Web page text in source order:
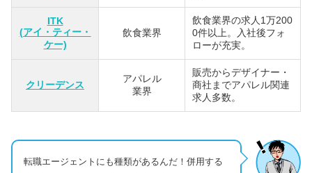
ITK
(アイ・ティー・
ケー)
飲食業界
飲食業界の求人1万200
0件以上。入社後フォ
ローが充実。
クリーデンス
アパレル
業界
販売からデザイナー・
商社までアパレル関連
求人多数。
転職エージェントにも種類があるんだ！併用する